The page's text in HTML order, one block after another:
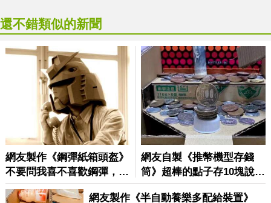
還不錯類似的新聞